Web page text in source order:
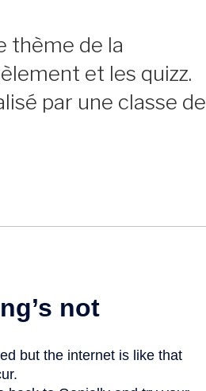
thème de la
et les quizz.
par une classe de